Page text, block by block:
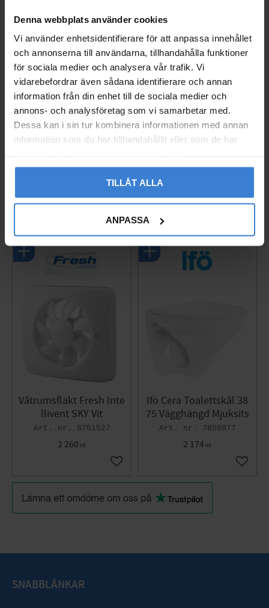
Denna webbplats använder cookies
Vi använder enhetsidentifierare för att anpassa innehållet
och annonserna till användarna, tillhandahålla funktioner
för sociala medier och analysera vår trafik. Vi
vidarebefordrar även sådana identifierare och annan
information från din enhet till de sociala medier och
annons- och analysföretag som vi samarbetar med.
Dessa kan i sin tur kombinera informationen med annan
information som du har tillhandahållit eller som de har
TILLÅT ALLA
ANPASSA
Belysning\
Typ av brytare\
Elmekanisk\
Montagehöjd min.\
500 mm
Installationstyp\
Skåpintegrerad\
Franke art.nr
110.0442.943
Ajax Central Hub 2 Plus
Gem som favorit
Vägguttag Exxact 2-väg
r
260KR
Våtrumsfläkt Fresh Inte
llivent SKY Vit
8751527
2 260 KR
Gem som favorit
Ifö Cera Toalettskål 38
75 Vägghängd Mjuksits
7856077
2 174 KR
Gem
SNABBLÄNKAR